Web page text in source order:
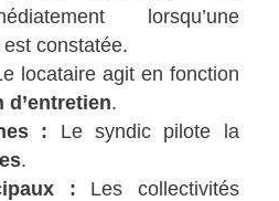
lorsqu’une
est constatée.
locataire agit en fonction
.
: Le syndic pilote la
.
: Les collectivités